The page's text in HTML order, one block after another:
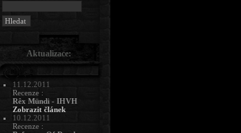
Aktualizace:
11.12.2011
Recenze :
Rêx Mündi - IHVH
Zobrazit článek
10.12.2011
Recenze :